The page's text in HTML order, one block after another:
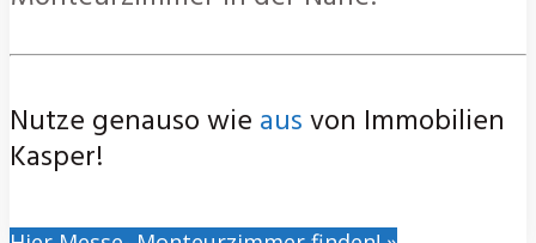
Nutze genauso wie ausvon Immobilien
Kasper!